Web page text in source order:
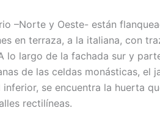
–Norte y Oeste- están
en terraza, a la italiana, con
lo largo de la fachada sur y
de las celdas monásticas, el
inferior, se encuentra la huerta
rectilíneas.